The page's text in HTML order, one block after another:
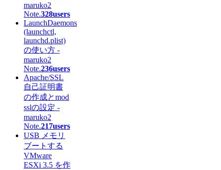
maruko2
Note.328users
LaunchDaemons
(launchctl,
launchd.plist)
の使い方 -
maruko2
Note.236users
Apache/SSL
自己証明書
の作成とmod
sslの設定 -
maruko2
Note.217users
USB メモリ
ブートする
VMware
ESXi 3.5 を作